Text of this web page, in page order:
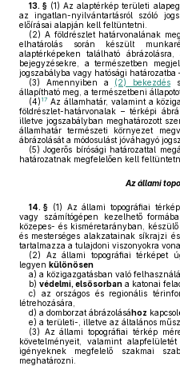
13. § (1) Az alaptérkép területi
az ingatlan-nyilvántartásról szóló
előírásai alapján kell feltüntetni.
(2) A földrészlet határvonalának
elhatárolás során készült
alaptérképeken található
bejegyzésekre, a természetben
jogszabályba vagy hatósági határozatba
(3) Amennyiben a (2) bekezdés
állapítható meg, a természetbeni
(4) 17 Az államhatár, valamint a
földrészlet-határvonalak – térképi
illetve jogszabályban meghatározott
államhatár természeti környezet
ábrázolását a módosulást jóváhagyó
(5) Jogerős bírósági határozattal
határozatnak megfelelően kell
Az állami
14. § (1) Az állami topográfiai
vagy számítógépen kezelhető
közepes- és kisméretarányban,
és mesterséges alakzatainak síkrajzi
tartalmazza a tulajdoni viszonyokra
(2) Az állami topográfiai térképet
legyen különösen
a) a közigazgatásban való
b) védelmi, elsősorban a katonai
c) az országos és regionális
létrehozására,
d) a domborzat ábrázolásához kapcsol
e) a területi-, illetve az általános
(3) Az állami topográfiai térkép
követelményeit, valamint
igényeknek megfelelő szakmai
meghatározni.